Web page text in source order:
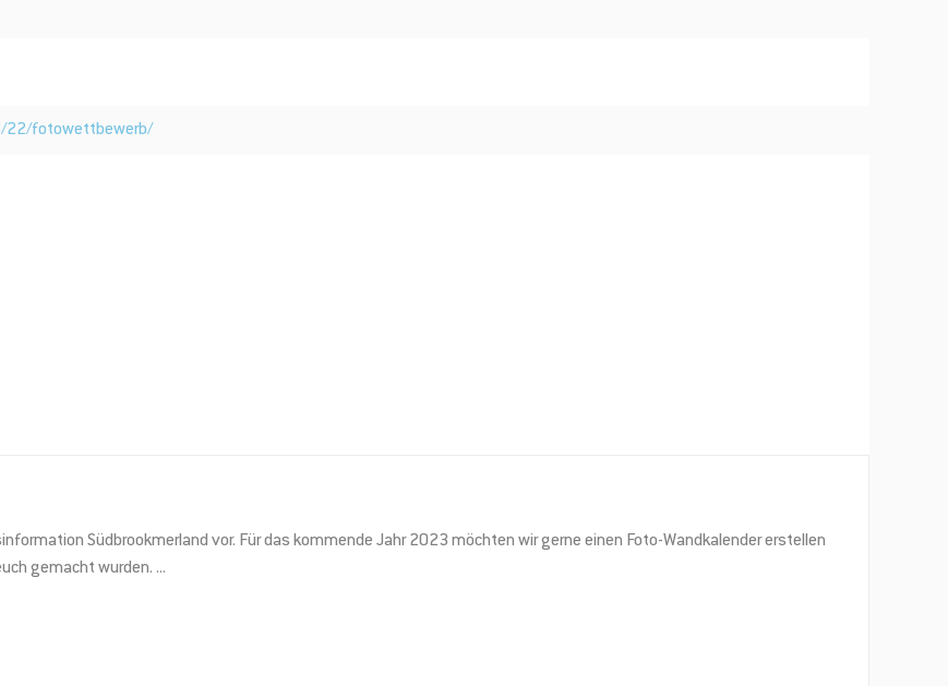
22/fotowettbewerb/
Südbrookmerland vor. Für das kommende Jahr 2023 möchten wir gerne einen Foto-Wandkalender erstellen
gemacht wurden.